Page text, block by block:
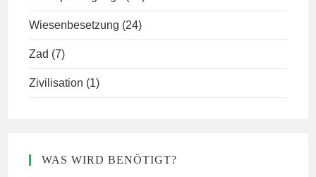
Wiesenbesetzung (24)
Zad (7)
Zivilisation (1)
WAS WIRD BENÖTIGT?